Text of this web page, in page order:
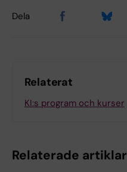
Dela
Relaterat
KI:s program och kurser
Relaterade artiklar